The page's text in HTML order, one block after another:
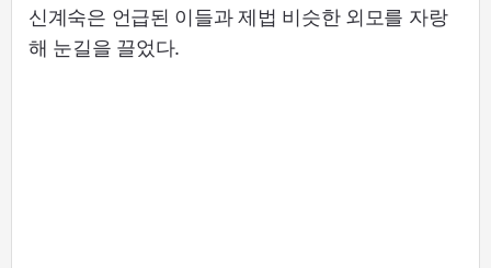
신계숙은 언급된 이들과 제법 비슷한 외모를 자랑
해 눈길을 끌었다.